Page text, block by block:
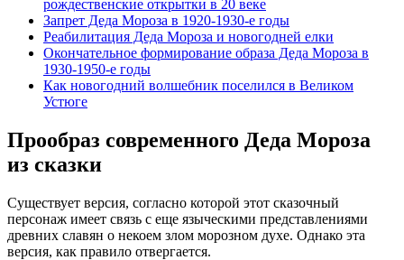
рождественские открытки в 20 веке
Запрет Деда Мороза в 1920-1930-е годы
Реабилитация Деда Мороза и новогодней елки
Окончательное формирование образа Деда Мороза в
1930-1950-е годы
Как новогодний волшебник поселился в Великом
Устюге
Прообраз современного Деда Мороза
из сказки
Существует версия, согласно которой этот сказочный
персонаж имеет связь с еще языческими представлениями
древних славян о некоем злом морозном духе. Однако эта
версия, как правило отвергается.